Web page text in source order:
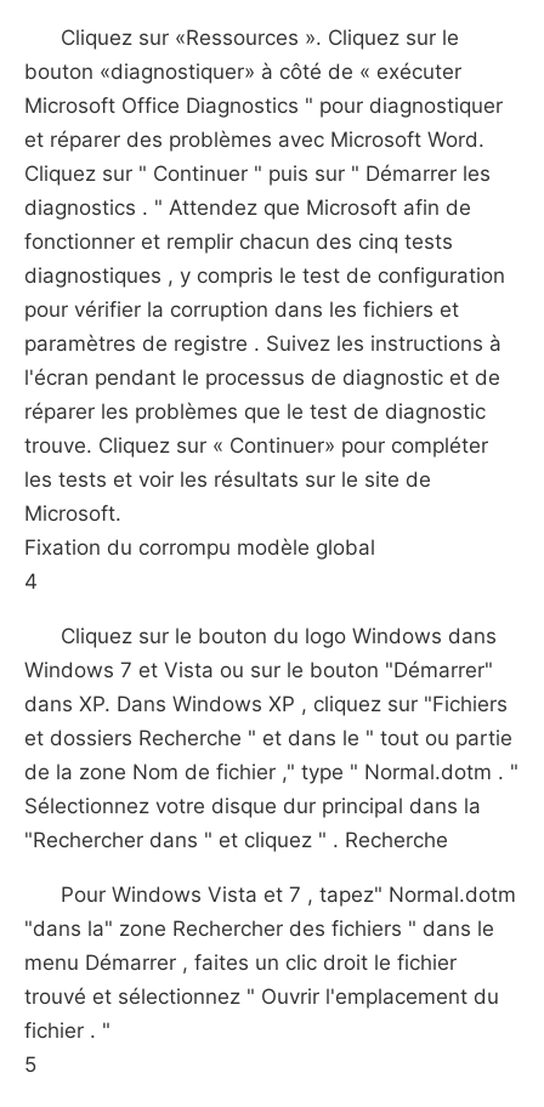
Cliquez sur «Ressources ». Cliquez sur le
bouton «diagnostiquer» à côté de « exécuter
Microsoft Office Diagnostics " pour diagnostiquer
et réparer des problèmes avec Microsoft Word.
Cliquez sur " Continuer " puis sur " Démarrer les
diagnostics . " Attendez que Microsoft afin de
fonctionner et remplir chacun des cinq tests
diagnostiques , y compris le test de configuration
pour vérifier la corruption dans les fichiers et
paramètres de registre . Suivez les instructions à
l'écran pendant le processus de diagnostic et de
réparer les problèmes que le test de diagnostic
trouve. Cliquez sur « Continuer» pour compléter
les tests et voir les résultats sur le site de
Microsoft.
Fixation du corrompu modèle global
4
Cliquez sur le bouton du logo Windows dans
Windows 7 et Vista ou sur le bouton "Démarrer"
dans XP. Dans Windows XP , cliquez sur "Fichiers
et dossiers Recherche " et dans le " tout ou partie
de la zone Nom de fichier ," type " Normal.dotm . "
Sélectionnez votre disque dur principal dans la
"Rechercher dans " et cliquez " . Recherche
Pour Windows Vista et 7 , tapez" Normal.dotm
"dans la" zone Rechercher des fichiers " dans le
menu Démarrer , faites un clic droit le fichier
trouvé et sélectionnez " Ouvrir l'emplacement du
fichier . "
5